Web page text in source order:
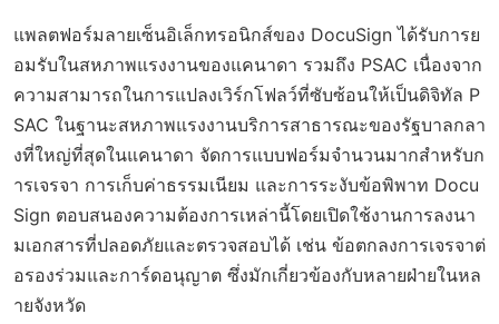
แพลตฟอร์มลายเซ็นอิเล็กทรอนิกส์ของ DocuSign ได้รับการย
อมรับในสหภาพแรงงานของแคนาดา รวมถึง PSAC เนื่องจาก
ความสามารถในการแปลงเวิร์กโฟลว์ที่ซับซ้อนให้เป็นดิจิทัล P
SAC ในฐานะสหภาพแรงงานบริการสาธารณะของรัฐบาลกลา
งที่ใหญ่ที่สุดในแคนาดา จัดการแบบฟอร์มจำนวนมากสำหรับก
ารเจรจา การเก็บค่าธรรมเนียม และการระงับข้อพิพาท Docu
Sign ตอบสนองความต้องการเหล่านี้โดยเปิดใช้งานการลงนา
มเอกสารที่ปลอดภัยและตรวจสอบได้ เช่น ข้อตกลงการเจรจาต่
อรองร่วมและการ์ดอนุญาต ซึ่งมักเกี่ยวข้องกับหลายฝ่ายในหล
ายจังหวัด